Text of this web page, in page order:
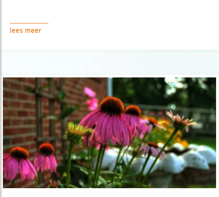
lees meer